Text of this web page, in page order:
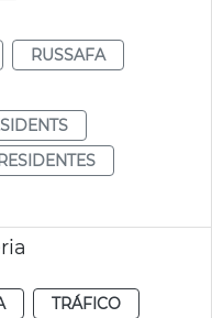
RUSSAFA
TRÁFICO